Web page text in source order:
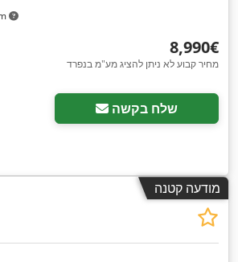
‏8,990 ‏€
מחיר קבוע לא ניתן להציג מע"מ בנפרד
שלח בקשה
מודעה קטנה